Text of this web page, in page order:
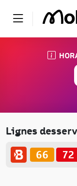
Lignes